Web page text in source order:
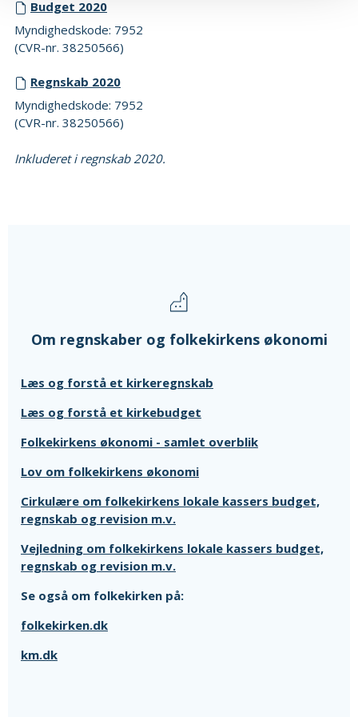
Budget 2020
Myndighedskode: 7952
(CVR-nr. 38250566)
Regnskab 2020
Myndighedskode: 7952
(CVR-nr. 38250566)
Inkluderet i regnskab 2020.
Om regnskaber og folkekirkens økonomi
Læs og forstå et kirkeregnskab
Læs og forstå et kirkebudget
Folkekirkens økonomi - samlet overblik
Lov om folkekirkens økonomi
Cirkulære om folkekirkens lokale kassers budget,
regnskab og revision m.v.
Vejledning om folkekirkens lokale kassers budget,
regnskab og revision m.v.
Se også om folkekirken på:
folkekirken.dk
km.dk